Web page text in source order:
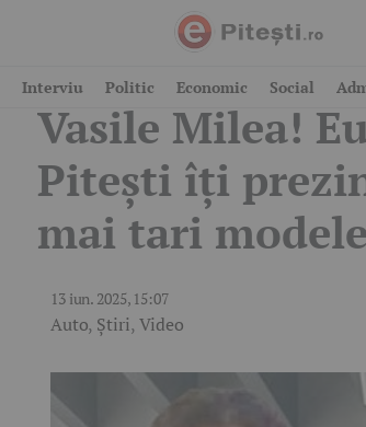
Interviu Politic Economic Social
Eveniment
Vasile Milea!
Pitești îți
mai tari modele
13 iun. 2025, 15:07
Auto, Știri,Video